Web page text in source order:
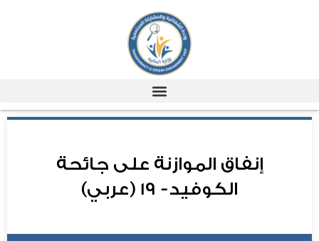
إنفاق الموازنة على جائحة
الكوفيد- 19 (عربي)